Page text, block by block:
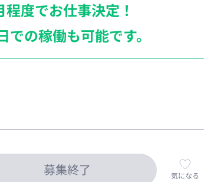
度でお仕事決定！
での稼働も可能です。
募集終了 気になる